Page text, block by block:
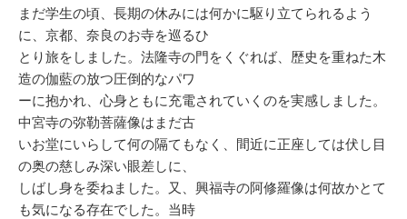
まだ学生の頃、長期の休みには何かに駆り立てられるよう
に、京都、奈良のお寺を巡るひ
とり旅をしました。法隆寺の門をくぐれば、歴史を重ねた木
造の伽藍の放つ圧倒的なパワ
ーに抱かれ、心身ともに充電されていくのを実感しました。
中宮寺の弥勒菩薩像はまだ古
いお堂にいらして何の隔てもなく、間近に正座しては伏し目
の奥の慈しみ深い眼差しに、
しばし身を委ねました。又、興福寺の阿修羅像は何故かとて
も気になる存在でした。当時